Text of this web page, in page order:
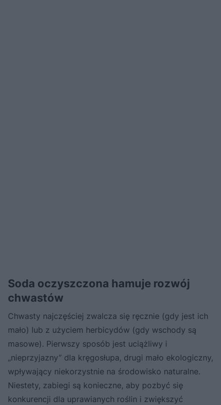
Soda oczyszczona hamuje rozwój
chwastów
Chwasty najczęściej zwalcza się ręcznie (gdy jest ich
mało) lub z użyciem herbicydów (gdy wschody są
masowe). Pierwszy sposób jest uciążliwy i
„nieprzyjazny” dla kręgosłupa, drugi mało ekologiczny,
wpływający niekorzystnie na środowisko naturalne.
Niestety, zabiegi są konieczne, aby pozbyć się
konkurencji dla uprawianych roślin i zwiększyć